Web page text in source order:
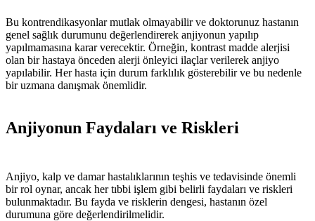
Bu kontrendikasyonlar mutlak olmayabilir ve doktorunuz hastanın
genel sağlık durumunu değerlendirerek anjiyonun yapılıp
yapılmamasına karar verecektir. Örneğin, kontrast madde alerjisi
olan bir hastaya önceden alerji önleyici ilaçlar verilerek anjiyo
yapılabilir. Her hasta için durum farklılık gösterebilir ve bu nedenle
bir uzmana danışmak önemlidir.
Anjiyonun Faydaları ve Riskleri
Anjiyo, kalp ve damar hastalıklarının teşhis ve tedavisinde önemli
bir rol oynar, ancak her tıbbi işlem gibi belirli faydaları ve riskleri
bulunmaktadır. Bu fayda ve risklerin dengesi, hastanın özel
durumuna göre değerlendirilmelidir.